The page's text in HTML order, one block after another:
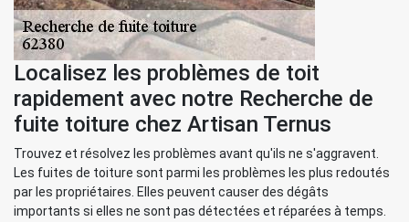
Localisez les problèmes de toit
rapidement avec notre Recherche de
fuite toiture chez Artisan Ternus
Trouvez et résolvez les problèmes avant qu'ils ne s'aggravent.
Les fuites de toiture sont parmi les problèmes les plus redoutés
par les propriétaires. Elles peuvent causer des dégâts
importants si elles ne sont pas détectées et réparées à temps.